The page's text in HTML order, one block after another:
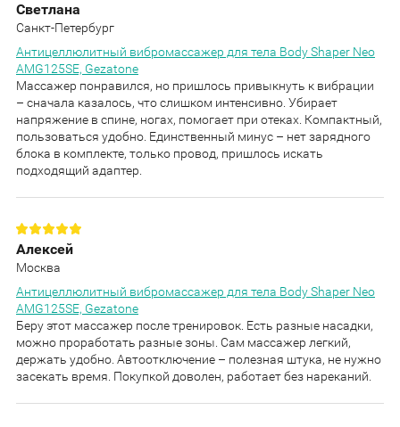
Светлана
Санкт-Петербург
Антицеллюлитный вибромассажер для тела Body Shaper Neo
AMG125SE, Gezatone
Массажер понравился, но пришлось привыкнуть к вибрации
– сначала казалось, что слишком интенсивно. Убирает
напряжение в спине, ногах, помогает при отеках. Компактный,
пользоваться удобно. Единственный минус – нет зарядного
блока в комплекте, только провод, пришлось искать
подходящий адаптер.
Алексей
Москва
Антицеллюлитный вибромассажер для тела Body Shaper Neo
AMG125SE, Gezatone
Беру этот массажер после тренировок. Есть разные насадки,
можно проработать разные зоны. Сам массажер легкий,
держать удобно. Автоотключение – полезная штука, не нужно
засекать время. Покупкой доволен, работает без нареканий.